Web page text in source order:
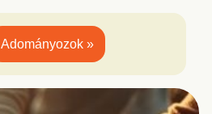
Adományozok »